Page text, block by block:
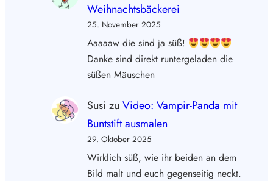
Weihnachtsbäckerei
25. November 2025
Aaaaaw die sind ja süß!
Danke sind direkt runtergeladen die
süßen Mäuschen
Susi zu Video: Vampir-Panda mit
Buntstift ausmalen
29. Oktober 2025
Wirklich süß, wie ihr beiden an dem
Bild malt und euch gegenseitig neckt.